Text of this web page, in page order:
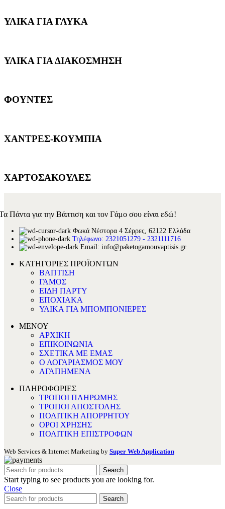
ΥΛΙΚΑ ΓΙΑ ΓΛΥΚΑ
ΥΛΙΚΑ ΓΙΑ ΔΙΑΚΟΣΜΗΣΗ
ΦΟΥΝΤΕΣ
ΧΑΝΤΡΕΣ-ΚΟΥΜΠΙΑ
ΧΑΡΤΟΣΑΚΟΥΛΕΣ
Πάντα για την Βάπτιση και τον Γάμο σου είναι εδώ!
Φωκά Νέστορα 4 Σέρρες, 62122 Ελλάδα
Τηλέφωνο: 2321051279 - 2321111716
Email: info@paketogamouvaptisis.gr
ΚΑΤΗΓΟΡΙΕΣ ΠΡΟΪΟΝΤΩΝ
ΒΑΠΤΙΣΗ
ΓΑΜΟΣ
ΕΙΔΗ ΠΑΡΤΥ
ΕΠΟΧΙΑΚΑ
ΥΛΙΚΑ ΓΙΑ ΜΠΟΜΠΟΝΙΕΡΕΣ
ΜΕΝΟΥ
ΑΡΧΙΚΗ
ΕΠΙΚΟΙΝΩΝΙΑ
ΣΧΕΤΙΚΑ ΜΕ ΕΜΑΣ
Ο ΛΟΓΑΡΙΑΣΜΟΣ ΜΟΥ
ΑΓΑΠΗΜΕΝΑ
ΠΛΗΡΟΦΟΡΙΕΣ
ΤΡΟΠΟΙ ΠΛΗΡΩΜΗΣ
ΤΡΟΠΟΙ ΑΠΟΣΤΟΛΗΣ
ΠΟΛΙΤΙΚΗ ΑΠΟΡΡΗΤΟΥ
ΟΡΟΙ ΧΡΗΣΗΣ
ΠΟΛΙΤΙΚΗ ΕΠΙΣΤΡΟΦΩΝ
Web Services & Internet Marketing by Super Web Application
Search
Start typing to see products you are looking for.
Close
Search